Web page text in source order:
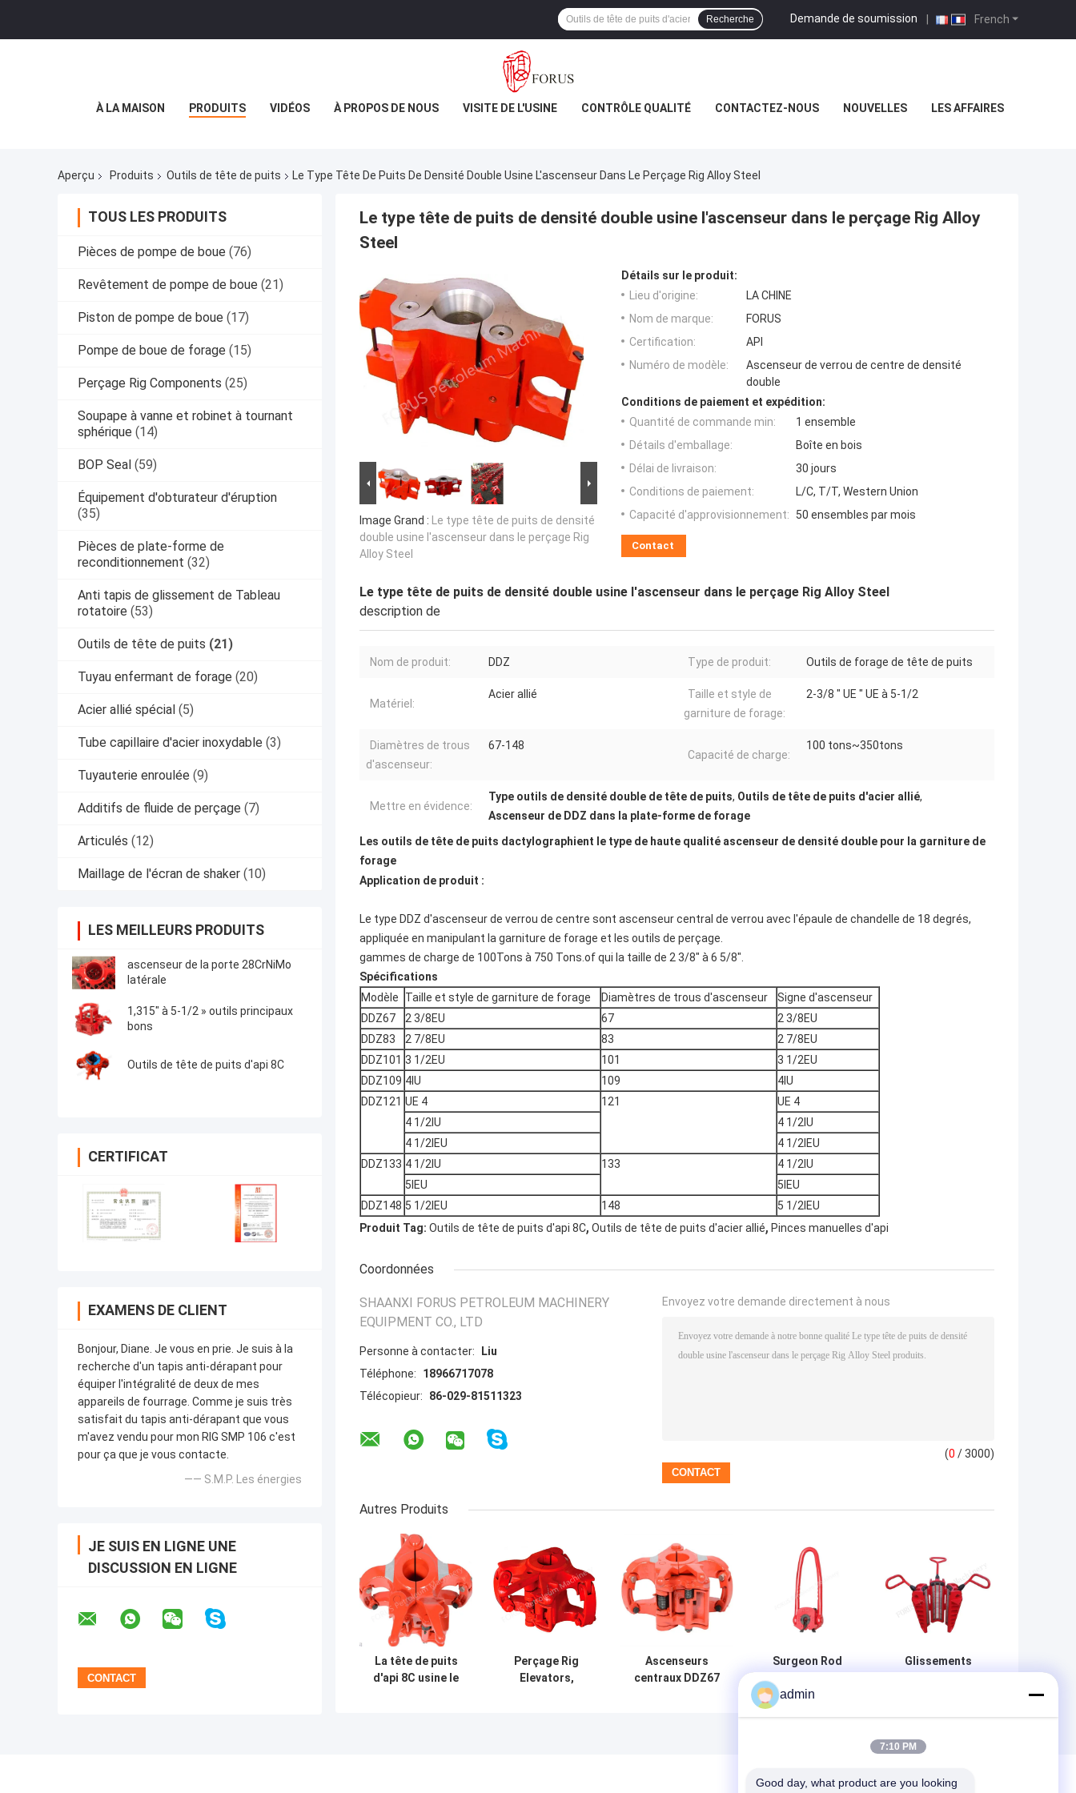
French
Demande de soumission |
Recherche
À LA MAISON PRODUITS VIDÉOS À PROPOS DE NOUS VISITE DE L'USINE CONTRÔLE QUALITÉ CONTACTEZ-NOUS NOUVELLES LES AFFAIRES
Aperçu Produits Outils de tête de puits Le Type Tête De Puits De Densité Double Usine L'ascenseur Dans Le Perçage Rig Alloy Steel
TOUS LES PRODUITS
Pièces de pompe de boue (76)
Revêtement de pompe de boue (21)
Piston de pompe de boue (17)
Pompe de boue de forage (15)
Perçage Rig Components (25)
Soupape à vanne et robinet à tournant
sphérique (14)
BOP Seal (59)
Équipement d'obturateur d'éruption
(35)
Pièces de plate-forme de
reconditionnement (32)
Anti tapis de glissement de Tableau
rotatoire (53)
Outils de tête de puits (21)
Tuyau enfermant de forage (20)
Acier allié spécial (5)
Tube capillaire d'acier inoxydable (3)
Tuyauterie enroulée (9)
Additifs de fluide de perçage (7)
Articulés (12)
Maillage de l'écran de shaker (10)
LES MEILLEURS PRODUITS
ascenseur de la porte 28CrNiMo
latérale
1,315" à 5-1/2 » outils principaux
bons
Outils de tête de puits d'api 8C
CERTIFICAT
EXAMENS DE CLIENT
Bonjour, Diane. Je vous en prie. Je suis à la
recherche d'un tapis anti-dérapant pour
équiper l'intégralité de deux de mes
appareils de fourrage. Comme je suis très
satisfait du tapis anti-dérapant que vous
m'avez vendu pour mon RIG SMP 106 c'est
pour ça que je vous contacte.
—— S.M.P. Les énergies
JE SUIS EN LIGNE UNE
DISCUSSION EN LIGNE
Le type tête de puits de densité double usine l'ascenseur dans le perçage Rig Alloy
Steel
Image Grand : Le type tête de puits de densité
double usine l'ascenseur dans le perçage Rig
Alloy Steel
Détails sur le produit:
Lieu d'origine:
LA CHINE
Nom de marque:
FORUS
Certification:
API
Numéro de modèle:
Ascenseur de verrou de centre de densité
double
Conditions de paiement et expédition:
Quantité de commande min:
1 ensemble
Détails d'emballage:
Boîte en bois
Délai de livraison:
30 jours
Conditions de paiement:
L/C, T/T, Western Union
Capacité d'approvisionnement:
50 ensembles par mois
Contact
Le type tête de puits de densité double usine l'ascenseur dans le perçage Rig Alloy Steel
description de
Nom de produit: DDZ Type de produit: Outils de forage de tête de puits
Matériel:
Acier allié
Taille et style de
garniture de forage:
2-3/8 " UE " UE à 5-1/2
Diamètres de trous
d'ascenseur:
67-148
Capacité de charge:
100 tons~350tons
Mettre en évidence:
Type outils de densité double de tête de puits, Outils de tête de puits d'acier allié,
Ascenseur de DDZ dans la plate-forme de forage
Les outils de tête de puits dactylographient le type de haute qualité ascenseur de densité double pour la garniture de
forage
Application de produit :
Le type DDZ d'ascenseur de verrou de centre sont ascenseur central de verrou avec l'épaule de chandelle de 18 degrés,
appliquée en manipulant la garniture de forage et les outils de perçage.
gammes de charge de 100Tons à 750 Tons.of qui la taille de 2 3/8" à 6 5/8".
Spécifications
Modèle
Taille et style de garniture de forage Diamètres de trous d'ascenseur
Signe d'ascenseur
DDZ67
2 3/8EU 67
2 3/8EU
DDZ83
2 7/8EU 83
2 7/8EU
DDZ101 3 1/2EU 101
3 1/2EU
DDZ109 4IU 109
4IU
DDZ121 UE 4 121
UE 4
4 1/2IU
4 1/2IU
4 1/2IEU
4 1/2IEU
DDZ133 4 1/2IU 133
4 1/2IU
5IEU
5IEU
DDZ148 5 1/2IEU 148
5 1/2IEU
Produit Tag: Outils de tête de puits d'api 8C, Outils de tête de puits d'acier allié, Pinces manuelles d'api
Coordonnées
SHAANXI FORUS PETROLEUM MACHINERY
EQUIPMENT CO., LTD
Personne à contacter:
Liu
Téléphone:
18966717078
Télécopieur:
86-029-81511323
Envoyez votre demande directement à nous
(0 / 3000)
Autres Produits
La tête de puits
d'api 8C usine le
Perçage Rig
Elevators,
Ascenseurs
centraux DDZ67
Surgeon Rod
outils api 8A de
tête de puits de
Glissements
admin
7:10 PM
Good day, what product are you looking